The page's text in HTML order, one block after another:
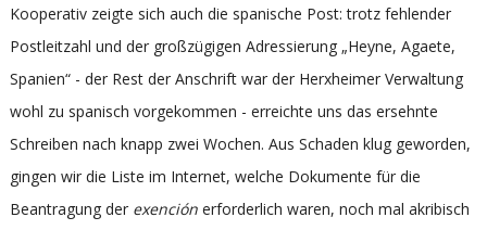
Kooperativ zeigte sich auch die spanische Post: trotz fehlender
Postleitzahl und der großzügigen Adressierung „Heyne, Agaete,
Spanien“ - der Rest der Anschrift war der Herxheimer Verwaltung
wohl zu spanisch vorgekommen - erreichte uns das ersehnte
Schreiben nach knapp zwei Wochen. Aus Schaden klug geworden,
gingen wir die Liste im Internet, welche Dokumente für die
Beantragung der exenciónerforderlich waren, noch mal akribisch